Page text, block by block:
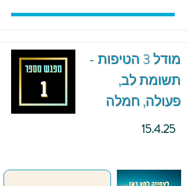
מודל 3 הטיפות -
תשומת לב,
פעולה, חמלה
15.4.25